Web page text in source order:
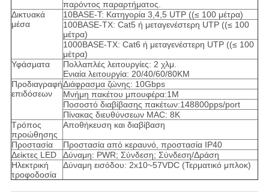
παρόντος παραρτήματος.
Δικτυακά
μέσα
10BASE-T: Κατηγορία 3,4,5 UTP ((≤ 100 μέτρα)
100BASE-TX: Cat5 ή μεταγενέστερη UTP ((≤ 100
μέτρα)
1000BASE-TX: Cat6 ή μεταγενέστερη UTP ((≤ 100
μέτρα)
Υφάσματα
Πολλαπλές λειτουργίες: 2 χλμ.
Ενιαία λειτουργία: 20/40/60/80KM
Προδιαγραφή
επιδόσεων
Διάφρασμα ζώνης: 10Gbps
Μνήμη πακέτου μπουφέρα:1M
Ποσοστό διαβίβασης πακέτων:148800pps/port
Πίνακας διευθύνσεων MAC: 8K
Τρόπος
προώθησης
Αποθήκευση και διαβίβαση
Προστασία
Προστασία από κεραυνό, προστασία IP40
Δείκτες LED
Δύναμη: PWR; Σύνδεση; Σύνδεση/Δράση
Ηλεκτρική
τροφοδοσία
Δύναμη εισόδου: 2x10~57VDC (Τερματικό μπλοκ)